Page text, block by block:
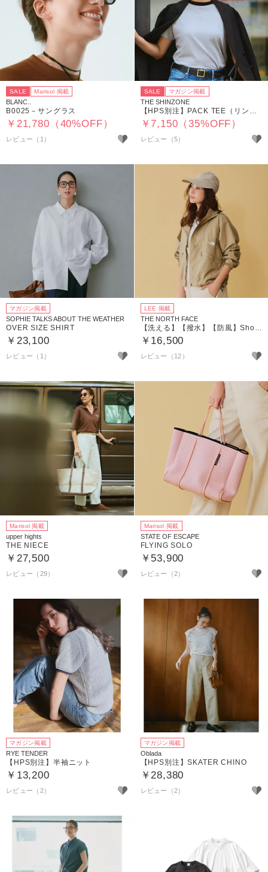
SALE Marisol 掲載
BLANC..
B0025－サングラス
￥21,780（40%OFF）
レビュー（1）
SALE マガジン掲載
THE SHINZONE
【HPS別注】PACK TEE（リンガー）
￥7,150（35%OFF）
レビュー（5）
マガジン掲載
SOPHIE TALKS ABOUT THE WEATHER
OVER SIZE SHIRT
￥23,100
レビュー（1）
LEE 掲載
THE NORTH FACE
【洗える】【撥水】【防風】Short Compact Jacket
￥16,500
レビュー（12）
Marisol 掲載
upper hights
THE NIECE
￥27,500
レビュー（29）
Marisol 掲載
STATE OF ESCAPE
FLYING SOLO
￥53,900
レビュー（2）
マガジン掲載
RYE TENDER
【HPS別注】半袖ニット
￥13,200
レビュー（2）
マガジン掲載
Oblada
【HPS別注】SKATER CHINO
￥28,380
レビュー（2）